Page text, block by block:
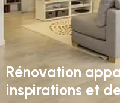
Rénovation
inspirations et